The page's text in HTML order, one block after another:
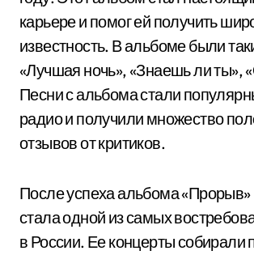
карьере и помог ей получить
известность. В альбоме были
«Лучшая ночь», «Знаешь ли ты»,
Песни с альбома стали
радио и получили множество
отзывов от критиков.
После успеха альбома
стала одной из самых
в России. Ее концерты собирали